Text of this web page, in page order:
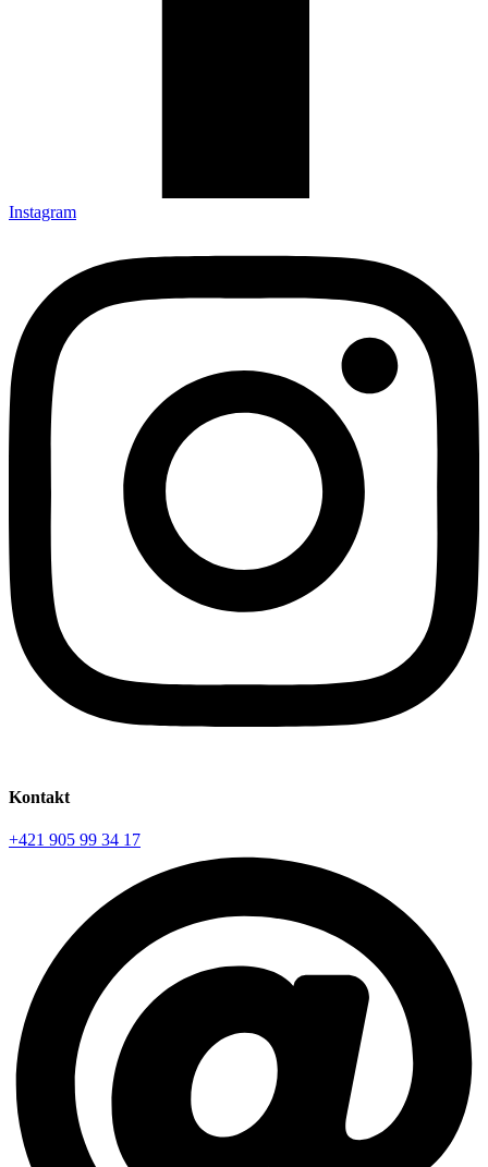
Instagram
Kontakt
+421 905 99 34 17